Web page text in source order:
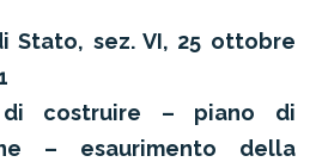
Stato, sez. VI, 25 ottobre
di costruire – piano di
– esaurimento della